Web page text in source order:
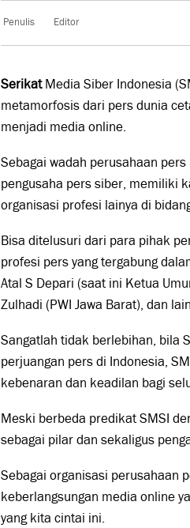
Penulis Editor
SerikatMedia Siber Indonesia
metamorfosis dari pers dunia
menjadi media online.
Sebagai wadah perusahaan
pengusaha pers siber, memiliki
organisasi profesi lainya di
Bisa ditelusuri dari para pihak
profesi pers yang tergabung
Atal S Depari (saat ini Ketua
Zulhadi (PWI Jawa Barat), dan
Sangatlah tidak berlebihan, bila
perjuangan pers di Indonesia,
kebenaran dan keadilan bagi
Meski berbeda predikat SMSI
sebagai pilar dan sekaligus
Sebagai organisasi perusahaan
keberlangsungan media online
yang kita cintai ini.